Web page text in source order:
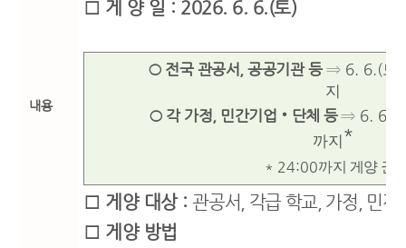
내용
□ 게 양 일 : 2026. 6. 6.(토)
○ 전국 관공서 ,공공기관 등 ⇒ 6. 6.(토
지
○ 각 가정, 민간기업 ‧ 단체 등⇒ 6. 6.(
까지 *
* 24:00까지 게양 권
□ 게양 대상 : 관공서 각급 학교, 가정 민간
□ 게양 방법